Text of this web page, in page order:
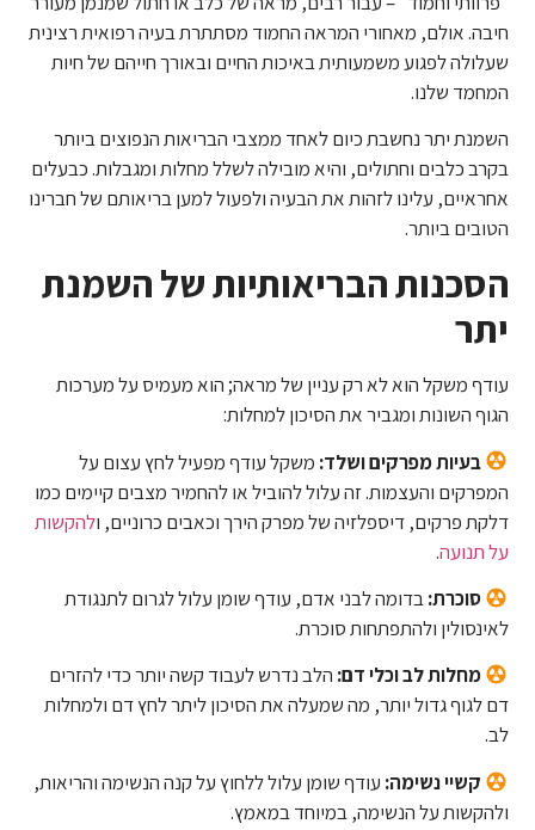
חיבה. אולם, מאחורי המראה החמוד מסתתרת בעיה רפואית רצינית
שעלולה לפגוע משמעותית באיכות החיים ובאורך חייהם של חיות
המחמד שלנו.
השמנת יתר נחשבת כיום לאחד ממצבי הבריאות הנפוצים ביותר
בקרב כלבים וחתולים, והיא מובילה לשלל מחלות ומגבלות. כבעלים
אחראיים, עלינו לזהות את הבעיה ולפעול למען בריאותם של חברינו
הטובים ביותר.
הסכנות הבריאותיות של השמנת
יתר
עודף משקל הוא לא רק עניין של מראה; הוא מעמיס על מערכות
הגוף השונות ומגביר את הסיכון למחלות:
בעיות מפרקים ושלד: משקל עודף מפעיל לחץ עצום על
המפרקים והעצמות. זה עלול להוביל או להחמיר מצבים קיימים כמו
דלקת פרקים, דיספלזיה של מפרק הירך וכאבים כרוניים, ולהקשות
על תנועה.
סוכרת:בדומה לבני אדם, עודף שומן עלול לגרום לתנגודת
לאינסולין ולהתפתחות סוכרת.
מחלות לב וכלי דם: הלב נדרש לעבוד קשה יותר כדי להזרים
דם לגוף גדול יותר, מה שמעלה את הסיכון ליתר לחץ דם ולמחלות
לב.
קשיי נשימה: עודף שומן עלול ללחוץ על קנה הנשימה והריאות,
ולהקשות על הנשימה, במיוחד במאמץ.